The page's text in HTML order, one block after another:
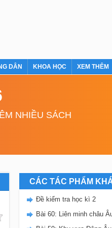
DÂN KHOA HỌC XEM THÊM
NHIỀU SÁCH
CÁC TÁC PHẨM
Đề kiểm tra học kì 2
Bài 60: Liên minh châu